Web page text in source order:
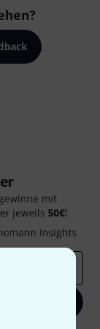
mit
jeweils 50€!
Insights